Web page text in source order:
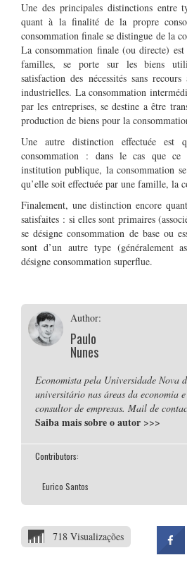
Une des principales distinctions entre
quant à la finalité de la propre
consommation finale se distingue de la
La consommation finale (ou directe)
familles, se porte sur les biens
satisfaction des nécessités sans
industrielles. La consommation
par les entreprises, se destine a être
production de biens pour la
Une autre distinction effectuée est
consommation : dans le cas que
institution publique, la consommation
qu’elle soit effectuée par une famille, la
Finalement, une distinction encore
satisfaites : si elles sont primaires
se désigne consommation de base ou
sont d’un autre type (généralement
désigne consommation superflue.
Author:
Paulo
Nunes
Economista pela Universidade Nova
universitário nas áreas da economia
consultor de empresas. Mail de
Saiba mais sobre o autor >>>
Contributors:
Eurico Santos
718 Visualizações